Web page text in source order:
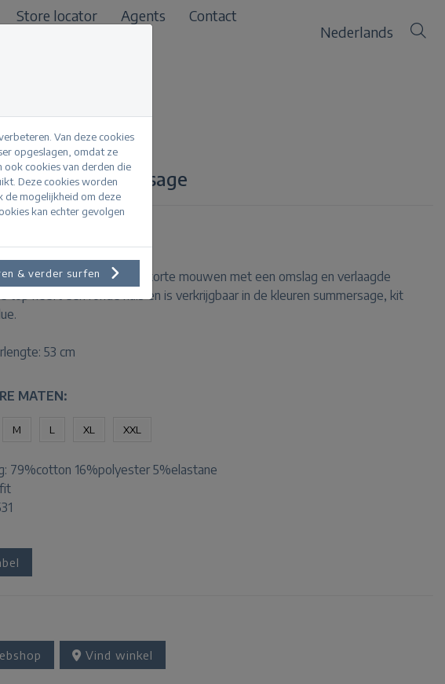
Store locator Agents
Contact
Nederlands
top summersage
top heeft een boxy fit, korte mouwen met een omslag en verlaagde
top heeft een ronde hals en is verkrijgbaar in de kleuren summersage, kit
53 cm
MATEN:
M L XL XXL
79%cotton 16%polyester 5%elastane
Vind winkel
Van deze cookies
opgeslagen, omdat ze
ook cookies van derden die
Deze cookies worden
de mogelijkheid om deze
kan echter gevolgen
& verder surfen